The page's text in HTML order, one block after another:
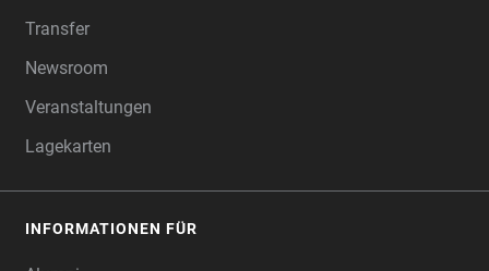
Transfer
Newsroom
Veranstaltungen
Lagekarten
INFORMATIONEN FÜR